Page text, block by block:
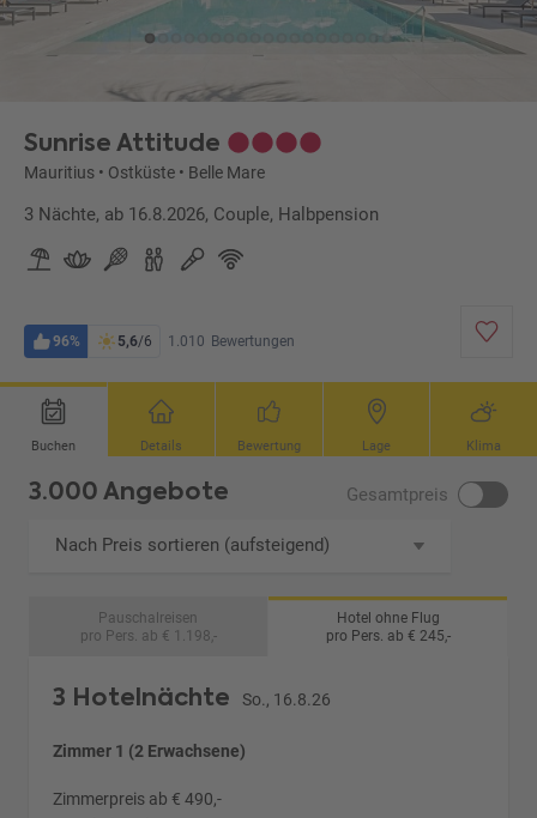
Sunrise Attitude
Mauritius • Ostküste • Belle Mare
3 Nächte, ab 16.8.2026, Couple, Halbpension
96% 5,6/6 1.010 Bewertungen
Buchen Details Bewertung Lage Klima
3.000 Angebote Gesamtpreis
Nach Preis sortieren (aufsteigend)
Pauschalreisen
pro Pers. ab € 1.198,-
Hotel ohne Flug
pro Pers. ab € 245,-
3 Hotelnächte So., 16.8.26
Zimmer 1 (2 Erwachsene)
Zimmerpreis ab € 490,-